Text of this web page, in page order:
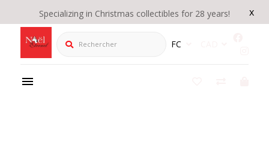
x
Specializing in Christmas collectibles for 28 years!
Rechercher FC